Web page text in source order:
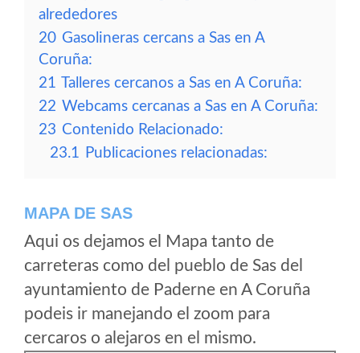
alrededores
20 Gasolineras cercans a Sas en A
Coruña:
21 Talleres cercanos a Sas en A Coruña:
22 Webcams cercanas a Sas en A Coruña:
23 Contenido Relacionado:
23.1 Publicaciones relacionadas:
MAPA DE SAS
Aqui os dejamos el Mapa tanto de
carreteras como del pueblo de Sas del
ayuntamiento de Paderne en A Coruña
podeis ir manejando el zoom para
cercaros o alejaros en el mismo.